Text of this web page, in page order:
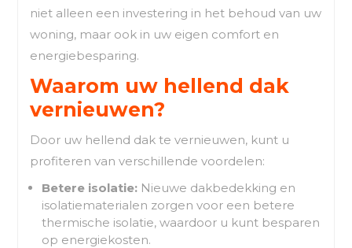
niet alleen een investering in het behoud van uw
woning, maar ook in uw eigen comfort en
energiebesparing.
Waarom uw hellend dak
vernieuwen?
Door uw hellend dak te vernieuwen, kunt u
profiteren van verschillende voordelen:
Betere isolatie: Nieuwe dakbedekking en
isolatiematerialen zorgen voor een betere
thermische isolatie, waardoor u kunt besparen
op energiekosten.